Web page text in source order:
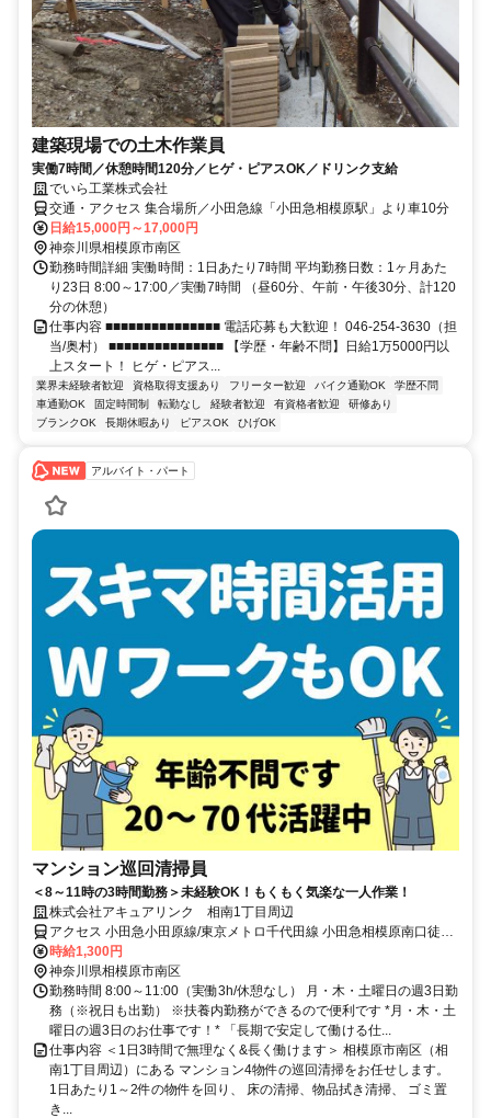
建築現場での土木作業員
実働7時間／休憩時間120分／ヒゲ・ピアスOK／ドリンク支給
でいら工業株式会社
交通・アクセス 集合場所／小田急線「小田急相模原駅」より車10分
日給15,000円～17,000円
神奈川県相模原市南区
勤務時間詳細 実働時間：1日あたり7時間 平均勤務日数：1ヶ月あた
り23日 8:00～17:00／実働7時間 （昼60分、午前・午後30分、計120
分の休憩）
仕事内容 ■■■■■■■■■■■■■■■ 電話応募も大歓迎！ 046-254-3630（担
当/奥村） ■■■■■■■■■■■■■■■ 【学歴・年齢不問】日給1万5000円以
上スタート！ ヒゲ・ピアス...
業界未経験者歓迎 資格取得支援あり フリーター歓迎 バイク通勤OK
学歴不問
車通勤OK
固定時間制 転勤なし 経験者歓迎 有資格者歓迎
研修あり
ブランクOK
長期休暇あり ピアスOK ひげOK
アルバイト・パート
マンション巡回清掃員
＜8～11時の3時間勤務＞未経験OK！もくもく気楽な一人作業！
株式会社アキュアリンク 相南1丁目周辺
アクセス 小田急小田原線/東京メトロ千代田線 小田急相模原南口徒歩
約11分、小田急江ノ島線/小田急小田原線 東林間西口徒歩約11分、小
田急江ノ島線/小田急小田原線 中央林間北口徒歩約25分
時給1,300円
神奈川県相模原市南区
勤務時間 8:00～11:00（実働3h/休憩なし） 月・木・土曜日の週3日勤
務（※祝日も出勤） ※扶養内勤務ができるので便利です *月・木・土
曜日の週3日のお仕事です！* 「長期で安定して働ける仕...
仕事内容 ＜1日3時間で無理なく&長く働けます＞ 相模原市南区（相
南1丁目周辺）にある マンション4物件の巡回清掃をお任せします。
1日あたり1～2件の物件を回り、 床の清掃、物品拭き清掃、 ゴミ置
き...